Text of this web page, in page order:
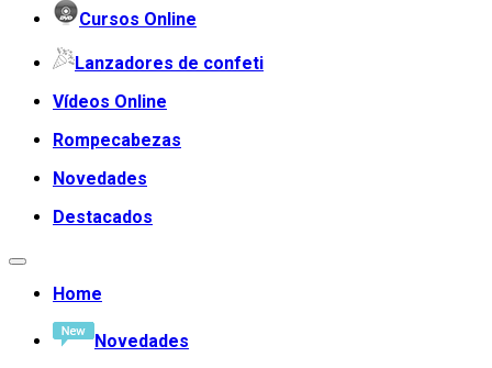
Cursos Online
Lanzadores de confeti
Vídeos Online
Rompecabezas
Novedades
Destacados
Home
Novedades